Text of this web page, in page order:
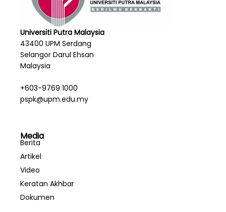
Universiti Putra Malaysia
43400 UPM Serdang
Selangor Darul Ehsan
Malaysia
+603-9769 1000
pspk@upm.edu.my
Media
Berita
Artikel
Video
Keratan Akhbar
Dokumen